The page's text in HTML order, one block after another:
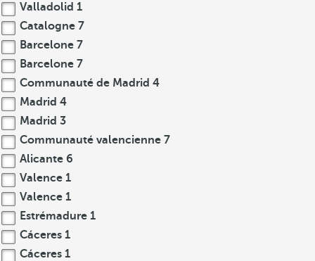
Valladolid 1
Catalogne 7
Barcelone 7
Barcelone 7
Communauté de Madrid 4
Madrid 4
Madrid 3
Communauté valencienne 7
Alicante 6
Valence 1
Valence 1
Estrémadure 1
Cáceres 1
Cáceres 1